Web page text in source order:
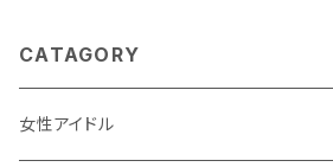
CATAGORY
女性アイドル